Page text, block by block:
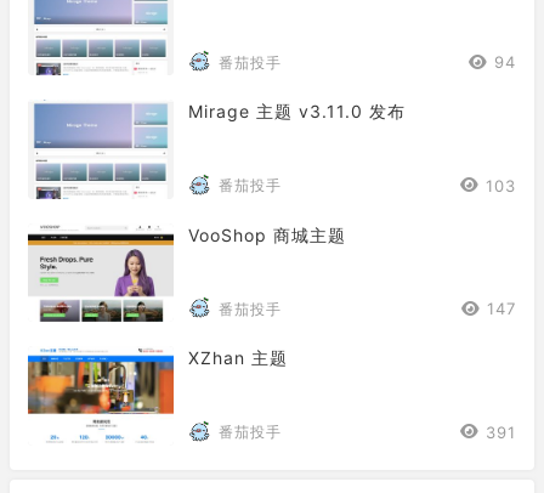
番茄投手 94
Mirage 主题 v3.11.0 发布
番茄投手 103
VooShop 商城主题
番茄投手 147
XZhan 主题
番茄投手 391